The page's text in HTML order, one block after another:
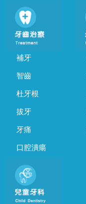
補牙
智齒
杜牙根
拔牙
牙痛
口腔潰瘍